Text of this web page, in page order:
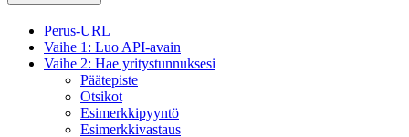
Perus-URL
Vaihe 1: Luo API-avain
Vaihe 2: Hae yritystunnuksesi
Päätepiste
Otsikot
Esimerkkipyyntö
Esimerkkivastaus